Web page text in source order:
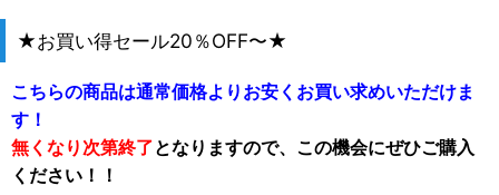
★お買い得セール20％OFF〜★
こちらの商品は通常価格よりお安くお買い求めいただけま
す！
無くなり次第終了となりますので、この機会にぜひご購入
ください！！